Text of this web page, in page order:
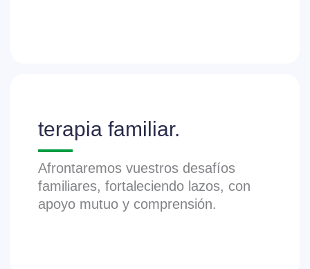
terapia familiar.
Afrontaremos vuestros desafíos
familiares, fortaleciendo lazos, con
apoyo mutuo y comprensión.